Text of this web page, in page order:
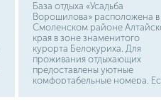
База отдыха «Усадьба
Ворошилова» расположена в
Смоленском районе
края в зоне знаменитого
курорта Белокуриха. Для
проживания отдыхающих
предоставлены уютные
комфортабельные номера.